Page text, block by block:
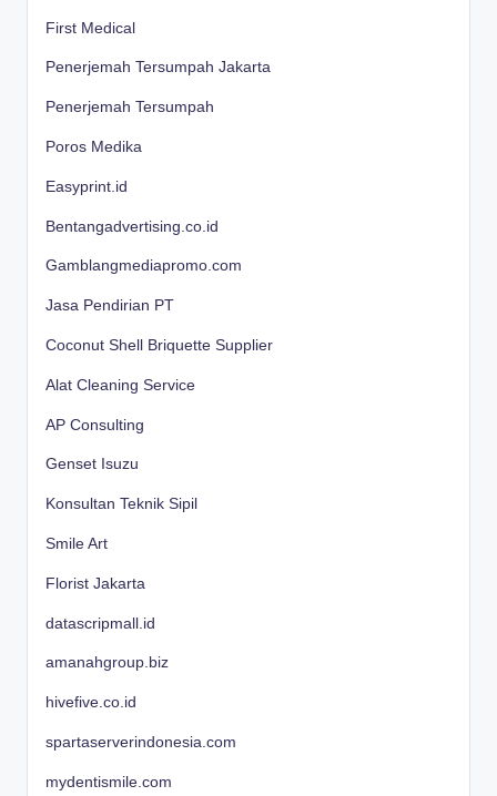
First Medical
Penerjemah Tersumpah Jakarta
Penerjemah Tersumpah
Poros Medika
Easyprint.id
Bentangadvertising.co.id
Gamblangmediapromo.com
Jasa Pendirian PT
Coconut Shell Briquette Supplier
Alat Cleaning Service
AP Consulting
Genset Isuzu
Konsultan Teknik Sipil
Smile Art
Florist Jakarta
datascripmall.id
amanahgroup.biz
hivefive.co.id
spartaserverindonesia.com
mydentismile.com